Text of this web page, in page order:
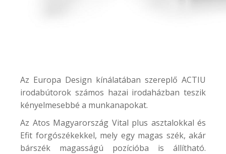
Az Europa Design kínálatában szereplő ACTIU
irodabútorok számos hazai irodaházban teszik
kényelmesebbé a munkanapokat.
Az Atos Magyarország Vital plus asztalokkal és
Efit forgószékekkel, mely egy magas szék, akár
bárszék magasságú pozícióba is állítható.